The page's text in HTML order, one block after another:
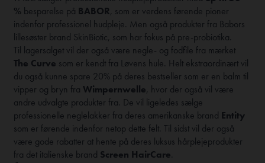
% besparelse på BABOR, som er verdens førende pioner
indenfor professionel hudpleje. Men også produkter fra Babors
lillesøster brand SkinBiotic, som har fokus på pre-probiotika.
Til lagersalget vil der også være negle- og fodfile fra mærket
The Curve som er kendt fra Løvens hule. Helt ekstraordinært vil
du også kunne spare 20% på deres bestseller som er en balm til
vipper og bryn fra Wimpernwelle, hvor der også vil være
andre udvalgte produkter fra. De vil ligeledes sælge
professionelle neglelakker fra deres amerikanske brand Entity
som er førende indenfor netop dette felt. Til sidst vil der også
være gode rabatter at hente på deres luksus hårplejeprodukter
fra det italienske brand Screen HairCare